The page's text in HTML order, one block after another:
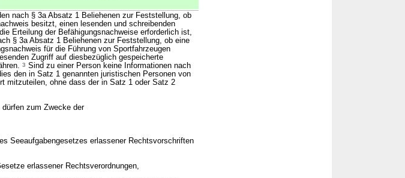
nach § 3a Absatz 1 Beliehenen zur Feststellung, ob
besitzt, einen lesenden und schreibenden
Erteilung der Befähigungsnachweise erforderlich ist,
§ 3a Absatz 1 Beliehenen zur Feststellung, ob eine
für die Führung von Sportfahrzeugen
Zugriff auf diesbezüglich gespeicherte
3 Sind zu einer Person keine Informationen nach
den in Satz 1 genannten juristischen Personen von
mitzuteilen, ohne dass der in Satz 1 oder Satz 2
zum Zwecke der
Seeaufgabengesetzes erlassener Rechtsvorschriften
erlassener Rechtsverordnungen,